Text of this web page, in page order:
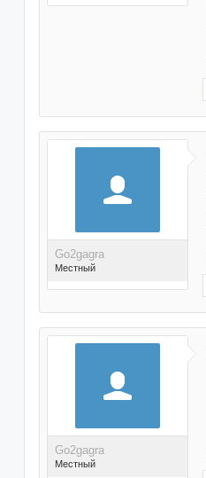
раз(а) в 513 сообщениях
Go2gagra
Местный
Поблагодарили 11 раз(а)
Go2gagra
Местный